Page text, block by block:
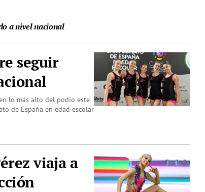
a nivel nacional
seguir
lo más alto del podio este
de España en edad escolar
viaja a